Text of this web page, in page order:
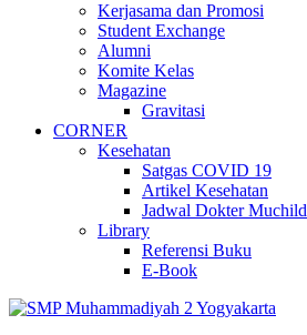
Kerjasama dan Promosi
Student Exchange
Alumni
Komite Kelas
Magazine
Gravitasi
CORNER
Kesehatan
Satgas COVID 19
Artikel Kesehatan
Jadwal Dokter Muchild
Library
Referensi Buku
E-Book